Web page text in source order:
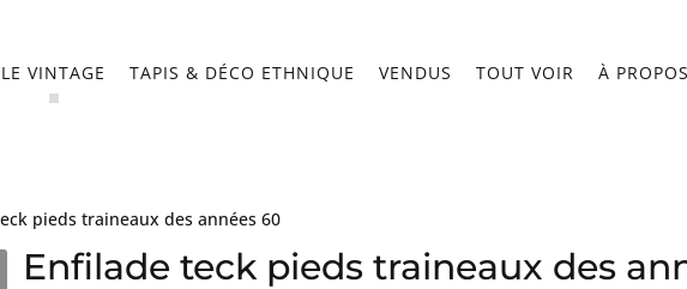
LE VINTAGE TAPIS & DÉCO ETHNIQUE VENDUS TOUT VOIR À
pieds traineaux des années 60
Enfilade teck pieds traineaux des